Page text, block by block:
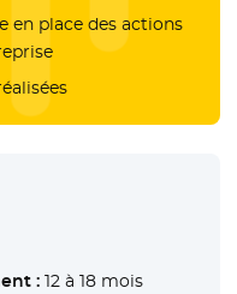
en place des actions
:12 à 18 mois